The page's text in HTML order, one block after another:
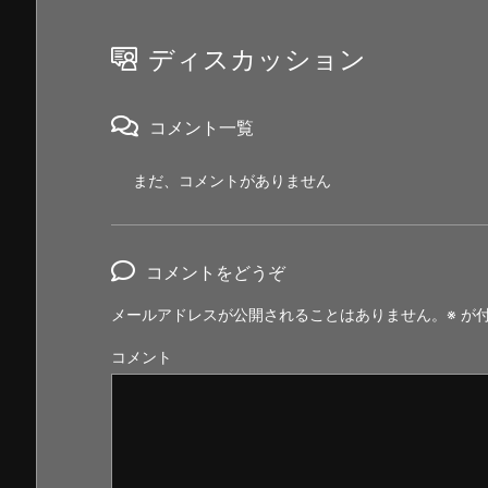
ディスカッション
コメント一覧
まだ、コメントがありません
コメントをどうぞ
メールアドレスが公開されることはありません。 ※ が
コメント